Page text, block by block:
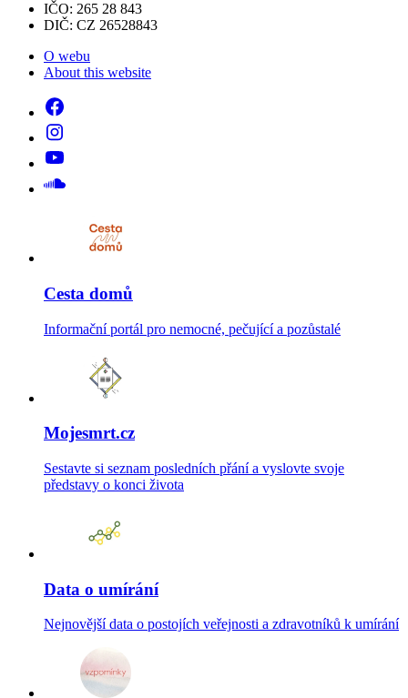
IČO: 265 28 843
DIČ: CZ 26528843
O webu
About this website
Cesta domů
Informační portál pro nemocné, pečující a pozůstalé
Mojesmrt.cz
Sestavte si seznam posledních přání a vyslovte svoje
představy o konci života
Data o umírání
Nejnovější data o postojích veřejnosti a zdravotníků k umírání